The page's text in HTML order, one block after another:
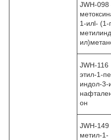
JWH-098
1-илl- (1-
JWH-
этил-1-
индол-3-
он
JWH-149
метил-1-